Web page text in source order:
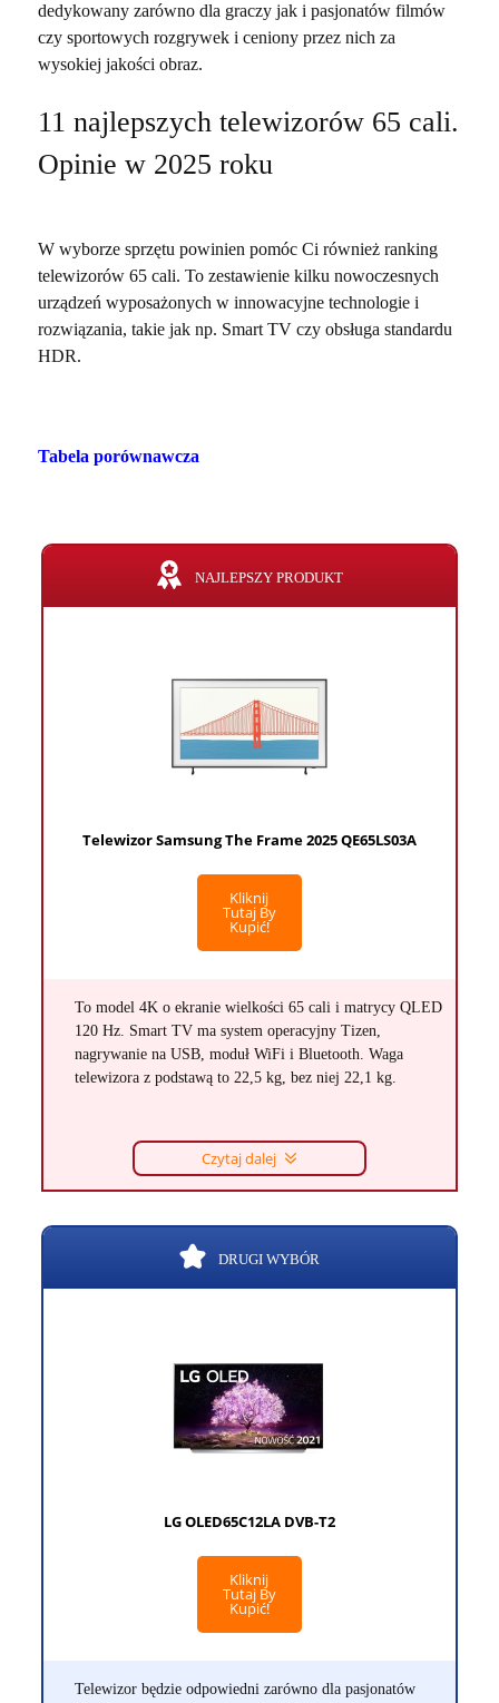
dedykowany zarówno dla graczy jak i pasjonatów filmów
czy sportowych rozgrywek i ceniony przez nich za
wysokiej jakości obraz.
11 najlepszych telewizorów 65 cali.
Opinie w 2025 roku
W wyborze sprzętu powinien pomóc Ci również ranking
telewizorów 65 cali. To zestawienie kilku nowoczesnych
urządzeń wyposażonych w innowacyjne technologie i
rozwiązania, takie jak np. Smart TV czy obsługa standardu
HDR.
Tabela porównawcza
NAJLEPSZY PRODUKT
Telewizor Samsung The Frame 2025 QE65LS03A
Kliknij
Tutaj By
Kupić!
To model 4K o ekranie wielkości 65 cali i matrycy QLED
120 Hz. Smart TV ma system operacyjny Tizen,
nagrywanie na USB, moduł WiFi i Bluetooth. Waga
telewizora z podstawą to 22,5 kg, bez niej 22,1 kg.
Czytaj dalej
DRUGI WYBÓR
LG OLED65C12LA DVB-T2
Kliknij
Tutaj By
Kupić!
Telewizor będzie odpowiedni zarówno dla pasjonatów